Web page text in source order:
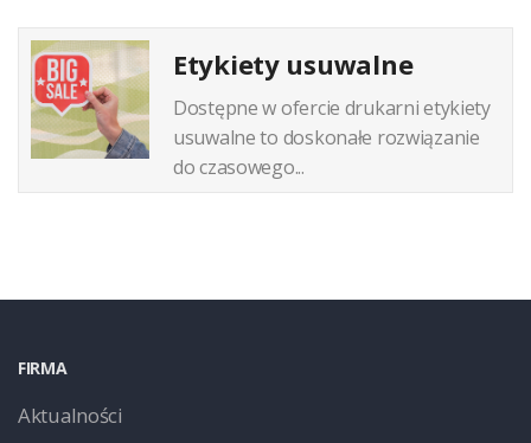
Etykiety usuwalne
Dostępne w ofercie drukarni etykiety
usuwalne to doskonałe rozwiązanie
do czasowego...
FIRMA
Aktualności